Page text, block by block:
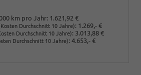
km pro Jahr: 1.621,92 €
Durchschnitt 10 Jahre): 1.269,- €
Durchschnitt 10 Jahre): 3.013,88 €
Durchschnitt 10 Jahre): 4.653,- €